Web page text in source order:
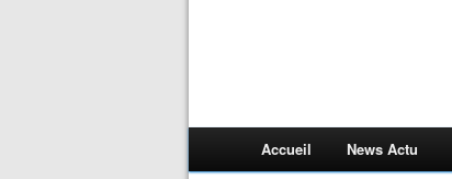
Accueil News Actu